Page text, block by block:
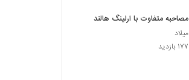
مصاحبه متفاوت با ارلینگ هالند
میلاد
۱۷۷ بازدید